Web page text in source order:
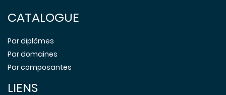
CATALOGUE
Par diplômes
Par domaines
Par composantes
LIENS